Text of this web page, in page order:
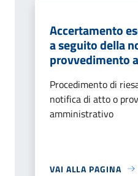
Accertamento
a seguito della
provvedimento
Procedimento di
notifica di atto o
amministrativo
VAI ALLA PAGINA